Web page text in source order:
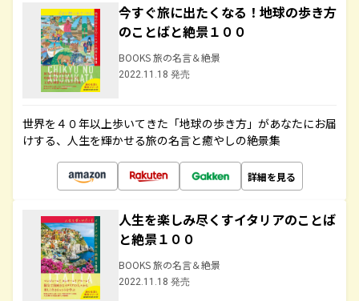
今すぐ旅に出たくなる！地球の歩き方
のことばと絶景１００
BOOKS 旅の名言＆絶景
2022.11.18 発売
世界を４０年以上歩いてきた「地球の歩き方」があなたにお届
けする、人生を輝かせる旅の名言と癒やしの絶景集
詳細を見る
人生を楽しみ尽くすイタリアのことば
と絶景１００
BOOKS 旅の名言＆絶景
2022.11.18 発売